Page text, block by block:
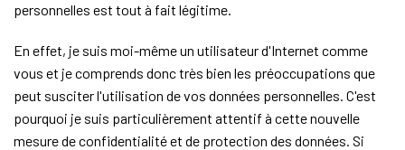
personnelles est tout à fait légitime.
En effet, je suis moi-même un utilisateur d'Internet comme
vous et je comprends donc très bien les préoccupations que
peut susciter l'utilisation de vos données personnelles. C'est
pourquoi je suis particulièrement attentif à cette nouvelle
mesure de confidentialité et de protection des données. Si